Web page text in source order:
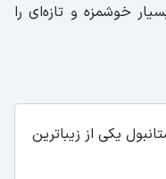
خوشمزه و تازه‌ای را
یکی از زیباترین